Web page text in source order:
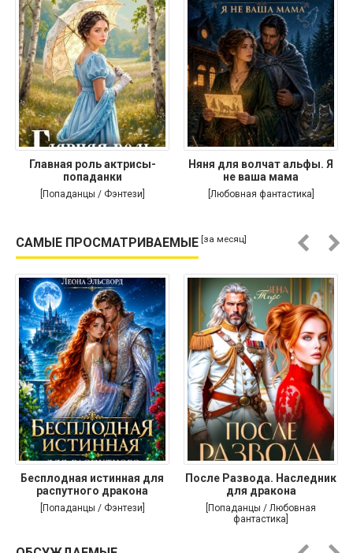
Главная роль актрисы-
попаданки
[Попаданцы / Фэнтези]
Няня для волчат альфы. Я
не ваша мама
[Любовная фантастика]
САМЫЕ ПРОСМАТРИВАЕМЫЕ [за месяц]
Бесплодная истинная для
распутного дракона
[Попаданцы / Фэнтези]
После Развода. Наследник
для дракона
[Попаданцы / Любовная
фантастика]